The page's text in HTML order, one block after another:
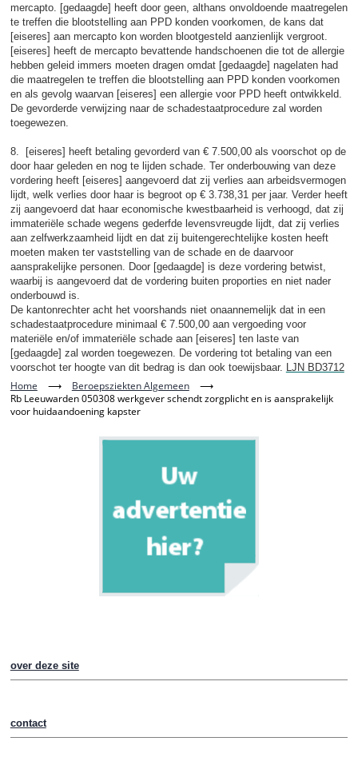
mercapto. [gedaagde] heeft door geen, althans onvoldoende maatregelen
te treffen die blootstelling aan PPD konden voorkomen, de kans dat
[eiseres] aan mercapto kon worden blootgesteld aanzienlijk vergroot.
[eiseres] heeft de mercapto bevattende handschoenen die tot de allergie
hebben geleid immers moeten dragen omdat [gedaagde] nagelaten had
die maatregelen te treffen die blootstelling aan PPD konden voorkomen
en als gevolg waarvan [eiseres] een allergie voor PPD heeft ontwikkeld.
De gevorderde verwijzing naar de schadestaatprocedure zal worden
toegewezen.
8. [eiseres] heeft betaling gevorderd van € 7.500,00 als voorschot op de
door haar geleden en nog te lijden schade. Ter onderbouwing van deze
vordering heeft [eiseres] aangevoerd dat zij verlies aan arbeidsvermogen
lijdt, welk verlies door haar is begroot op € 3.738,31 per jaar. Verder heeft
zij aangevoerd dat haar economische kwestbaarheid is verhoogd, dat zij
immateriële schade wegens gederfde levensvreugde lijdt, dat zij verlies
aan zelfwerkzaamheid lijdt en dat zij buitengerechtelijke kosten heeft
moeten maken ter vaststelling van de schade en de daarvoor
aansprakelijke personen. Door [gedaagde] is deze vordering betwist,
waarbij is aangevoerd dat de vordering buiten proporties en niet nader
onderbouwd is.
De kantonrechter acht het voorshands niet onaannemelijk dat in een
schadestaatprocedure minimaal € 7.500,00 aan vergoeding voor
materiële en/of immateriële schade aan [eiseres] ten laste van
[gedaagde] zal worden toegewezen. De vordering tot betaling van een
voorschot ter hoogte van dit bedrag is dan ook toewijsbaar. LJN BD3712
Home ⟶ Beroepsziekten Algemeen
⟶
Rb Leeuwarden 050308 werkgever schendt zorgplicht en is aansprakelijk
voor huidaandoening kapster
over deze site
contact